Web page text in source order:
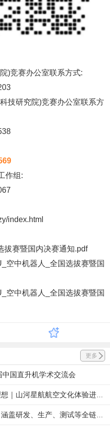
)竞赛办公室联系方式:
技研究院)竞赛办公室联系方
作组:
index.html
拔赛暨国内决赛通知.pdf
空中机器人_全国选拔赛暨国
空中机器人_全国选拔赛暨国
更多
国直升机学术交流会